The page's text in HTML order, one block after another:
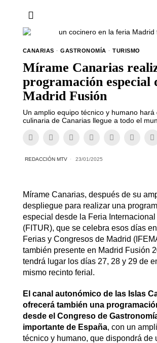
CANARIAS · GASTRONOMÍA · TURISMO
Mírame Canarias
programación especial
Madrid Fusión
Un amplio equipo técnico y humano hará
culinaria de Canarias llegue a todo el
REDACCIÓN MTV 23/01/2025
Mírame Canarias, después de su
despliegue para realizar una
especial desde la Feria Internacional
(FITUR), que se celebra esos días
Ferias y Congresos de Madrid
también presente en Madrid Fusión
tendrá lugar los días 27, 28 y 29 de
mismo recinto ferial.
El canal autonómico de las Islas
ofrecerá también una
desde el Congreso de
importante de España, con un
técnico y humano, que dispondrá de